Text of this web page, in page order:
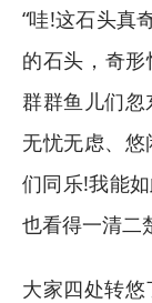
“哇!这石头真
的石头，奇
群群鱼儿们
无忧无虑、
们同乐!我能
也看得一清二
大家四处转